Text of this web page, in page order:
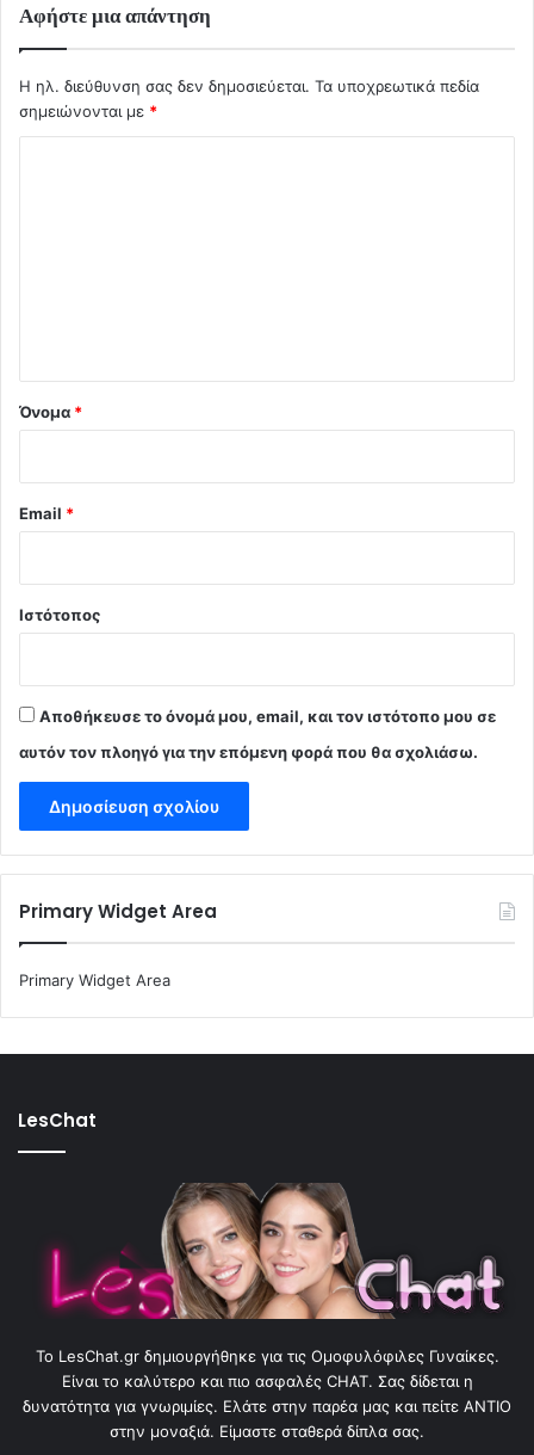
Αφήστε μια απάντηση
Η ηλ. διεύθυνση σας δεν δημοσιεύεται. Τα υποχρεωτικά πεδία
σημειώνονται με *
Όνομα *
Email *
Ιστότοπος
Αποθήκευσε το όνομά μου, email, και τον ιστότοπο μου σε
αυτόν τον πλοηγό για την επόμενη φορά που θα σχολιάσω.
Primary Widget Area
Primary Widget Area
LesChat
To LesChat.gr δημιουργήθηκε για τις Ομοφυλόφιλες Γυναίκες.
Είναι το καλύτερο και πιο ασφαλές CHAT. Σας δίδεται η
δυνατότητα για γνωριμίες. Ελάτε στην παρέα μας και πείτε ΑΝΤΙΟ
στην μοναξιά. Είμαστε σταθερά δίπλα σας.